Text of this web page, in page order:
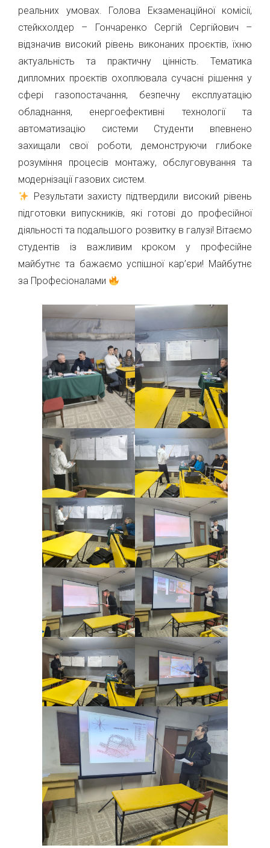
реальних умовах. Голова Екзаменаційної комісії,
стейкхолдер – Гончаренко Сергій Сергійович –
відзначив високий рівень виконаних проєктів, їхню
актуальність та практичну цінність. Тематика
дипломних проєктів охоплювала сучасні рішення у
сфері газопостачання, безпечну експлуатацію
обладнання, енергоефективні технології та
автоматизацію системи Студенти впевнено
захищали свої роботи, демонструючи глибоке
розуміння процесів монтажу, обслуговування та
модернізації газових систем.
Результати захисту підтвердили високий рівень
підготовки випускників, які готові до професійної
діяльності та подальшого розвитку в галузі! Вітаємо
студентів із важливим кроком у професійне
майбутнє та бажаємо успішної кар’єри! Майбутнє
за Професіоналами